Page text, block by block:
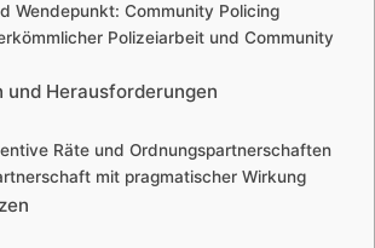
Wendepunkt: Community Policing
Polizeiarbeit und Community
und Herausforderungen
Räte und Ordnungspartnerschaften
mit pragmatischer Wirkung